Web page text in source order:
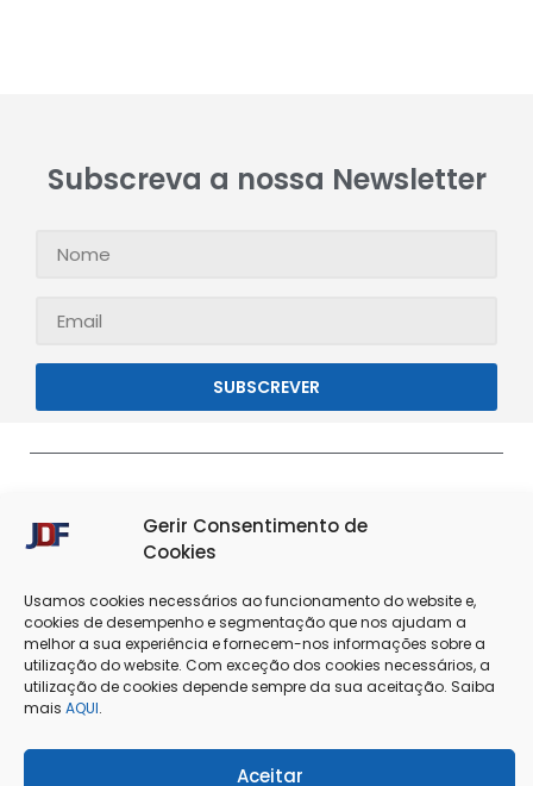
Gerir Consentimento de
Cookies
Usamos cookies necessários ao funcionamento do website e,
cookies de desempenho e segmentação que nos ajudam a
melhor a sua experiência e fornecem-nos informações sobre a
utilização do website. Com exceção dos cookies necessários, a
utilização de cookies depende sempre da sua aceitação. Saiba
mais AQUI.
Aceitar
Subscreva a nossa Newsletter
SUBSCREVER
Termos & Condições
Política de Privacidade
Política de Cookies
Livro de Reclamações